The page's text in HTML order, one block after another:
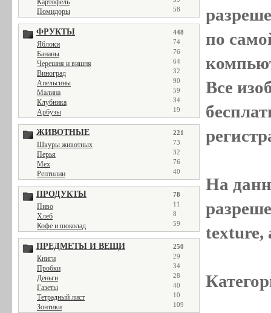
Картофель
Помидоры 58
ФРУКТЫ 448
Яблоки 74
Бананы 76
Черешня и вишня 64
Виноград 32
Апельсины 90
Малина 59
Клубника 34
Арбузы 19
ЖИВОТНЫЕ 221
Шкуры животных 73
Перья 32
Мех 76
Рептилии 40
ПРОДУКТЫ 78
Пиво 11
Хлеб 8
Кофе и шоколад 59
ПРЕДМЕТЫ И ВЕЩИ 250
Книги 29
Пробки 34
Деньги 28
Газеты 40
Тетрадный лист 10
Зонтики 109
по
Все
На
texture,